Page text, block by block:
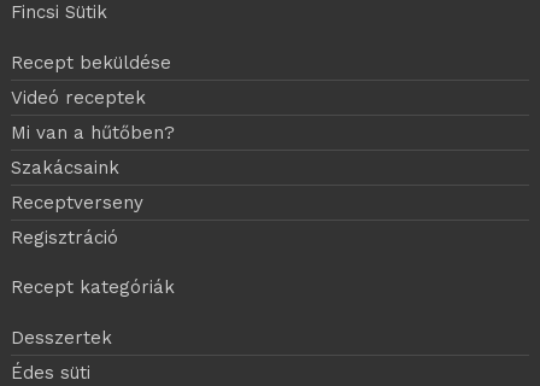
Fincsi Sütik
Recept beküldése
Videó receptek
Mi van a hűtőben?
Szakácsaink
Receptverseny
Regisztráció
Recept kategóriák
Desszertek
Édes süti